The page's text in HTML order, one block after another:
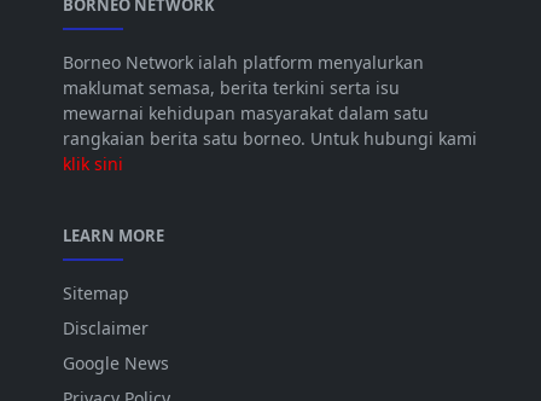
BORNEO NETWORK
Borneo Network ialah platform menyalurkan
maklumat semasa, berita terkini serta isu
mewarnai kehidupan masyarakat dalam satu
rangkaian berita satu borneo. Untuk hubungi kami
klik sini
LEARN MORE
Sitemap
Disclaimer
Google News